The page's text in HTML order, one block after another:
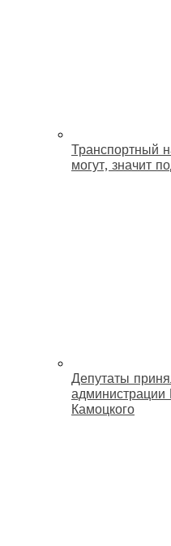
Транспортный
могут, значит
Депутаты
администрации
Камоцкого